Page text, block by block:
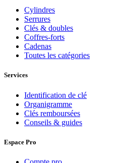
Cylindres
Serrures
Clés & doubles
Coffres-forts
Cadenas
Toutes les catégories
Services
Identification de clé
Organigramme
Clés remboursées
Conseils & guides
Espace Pro